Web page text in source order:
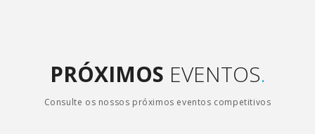
PRÓXIMOS EVENTOS.
Consulte os nossos próximos eventos competitivos